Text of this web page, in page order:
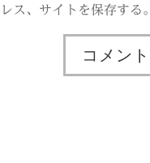
ス、サイトを保存する。